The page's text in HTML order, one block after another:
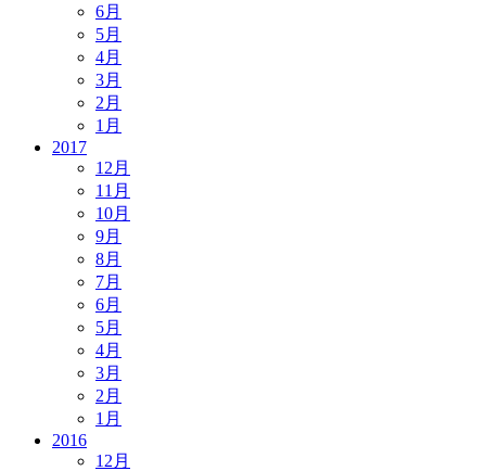
6月
5月
4月
3月
2月
1月
2017
12月
11月
10月
9月
8月
7月
6月
5月
4月
3月
2月
1月
2016
12月